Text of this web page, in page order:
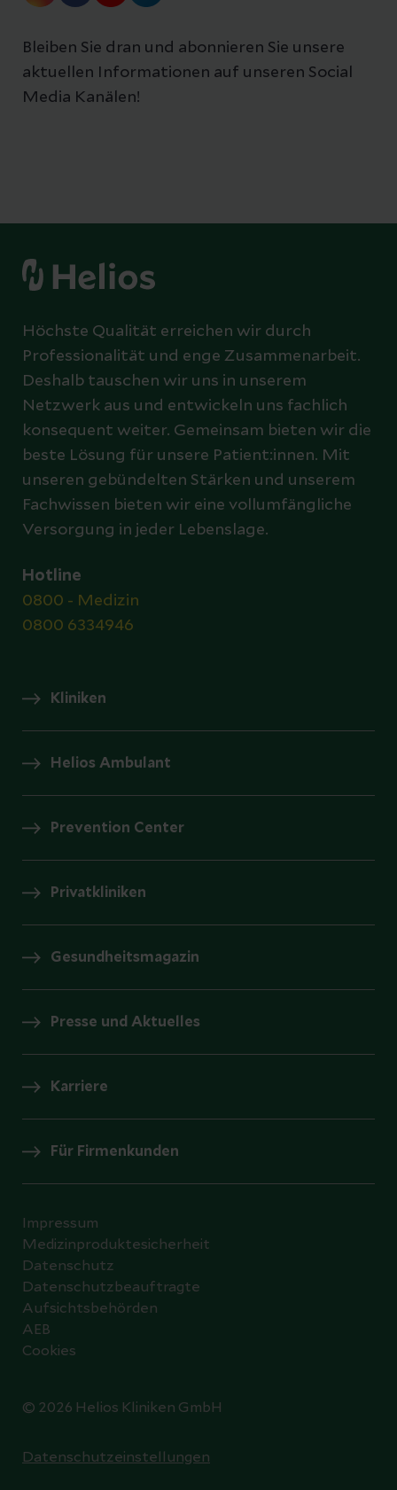
Bleiben Sie dran und abonnieren Sie unsere
aktuellen Informationen auf unseren Social
Media Kanälen!
Höchste Qualität erreichen wir durch
Professionalität und enge Zusammenarbeit.
Deshalb tauschen wir uns in unserem
Netzwerk aus und entwickeln uns fachlich
konsequent weiter. Gemeinsam bieten wir die
beste Lösung für unsere Patient:innen. Mit
unseren gebündelten Stärken und unserem
Fachwissen bieten wir eine vollumfängliche
Versorgung in jeder Lebenslage.
Hotline
0800 - Medizin
0800 6334946
Kliniken
Helios Ambulant
Prevention Center
Privatkliniken
Gesundheitsmagazin
Presse und Aktuelles
Karriere
Für Firmenkunden
© 2026 Helios Kliniken GmbH
Impressum
Medizinproduktesicherheit
Datenschutz
Datenschutzbeauftragte
Aufsichtsbehörden
AEB
Cookies
Datenschutzeinstellungen